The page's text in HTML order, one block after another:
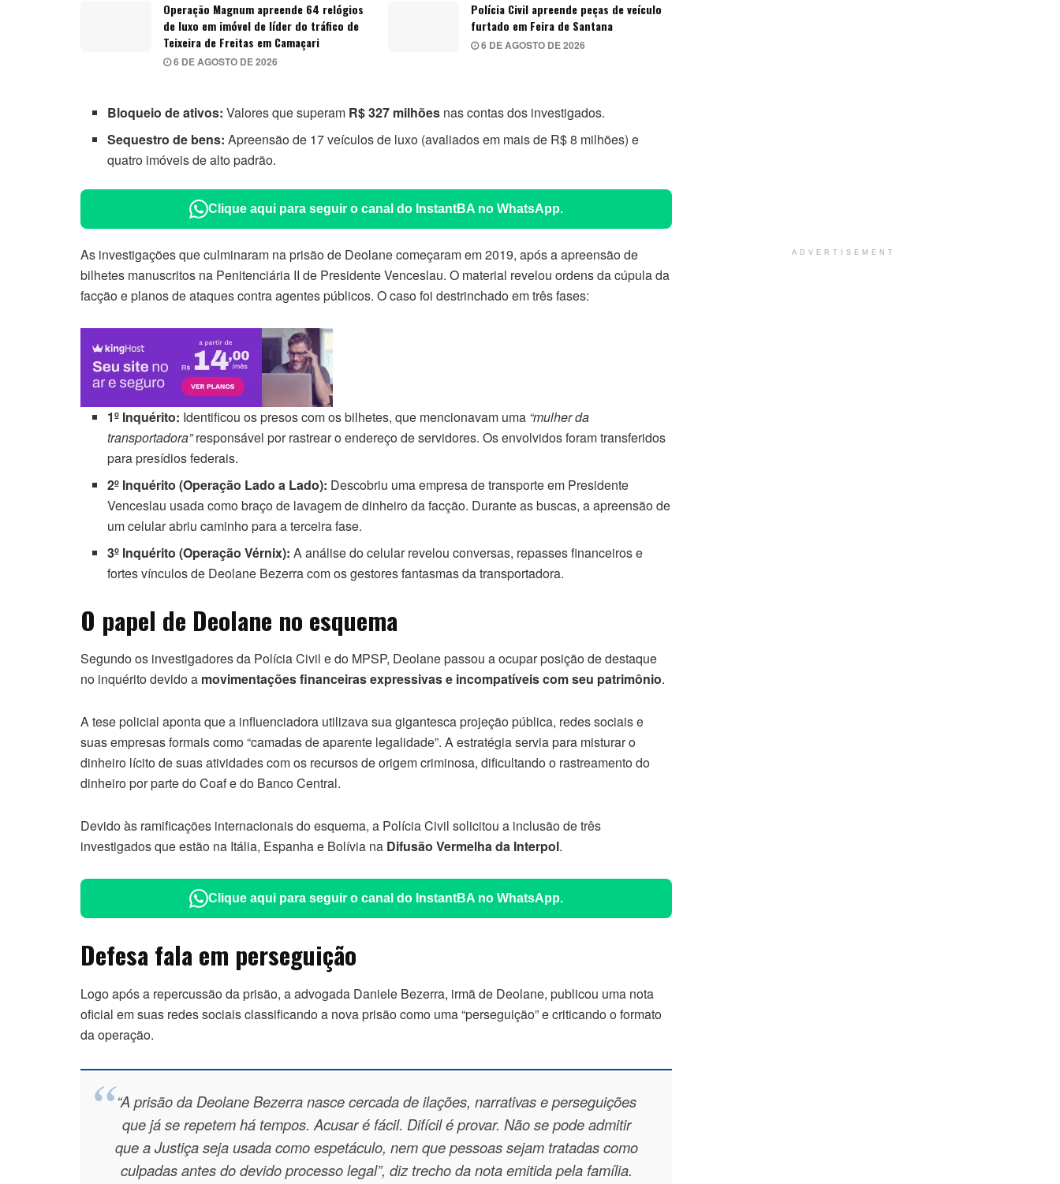
Operação Magnum apreende 64 relógios
de luxo em imóvel de líder do tráfico de
Teixeira de Freitas em Camaçari
6 DE AGOSTO DE 2026
Polícia Civil apreende peças de veículo
furtado em Feira de Santana
6 DE AGOSTO DE 2026
Bloqueio de ativos: Valores que superam R$ 327 milhões nas contas dos investigados.
Sequestro de bens: Apreensão de 17 veículos de luxo (avaliados em mais de R$ 8 milhões) e
quatro imóveis de alto padrão.
Clique aqui para seguir o canal do InstantBA no WhatsApp.
As investigações que culminaram na prisão de Deolane começaram em 2019, após a apreensão de
bilhetes manuscritos na Penitenciária II de Presidente Venceslau. O material revelou ordens da cúpula da
facção e planos de ataques contra agentes públicos. O caso foi destrinchado em três fases:
1º Inquérito: Identificou os presos com os bilhetes, que mencionavam uma “mulher da
transportadora”responsável por rastrear o endereço de servidores. Os envolvidos foram transferidos
para presídios federais.
2º Inquérito (Operação Lado a Lado): Descobriu uma empresa de transporte em Presidente
Venceslau usada como braço de lavagem de dinheiro da facção. Durante as buscas, a apreensão de
um celular abriu caminho para a terceira fase.
3º Inquérito (Operação Vérnix): A análise do celular revelou conversas, repasses financeiros e
fortes vínculos de Deolane Bezerra com os gestores fantasmas da transportadora.
O papel de Deolane no esquema
Segundo os investigadores da Polícia Civil e do MPSP, Deolane passou a ocupar posição de destaque
no inquérito devido a movimentações financeiras expressivas e incompatíveis com seu patrimônio.
A tese policial aponta que a influenciadora utilizava sua gigantesca projeção pública, redes sociais e
suas empresas formais como “camadas de aparente legalidade”. A estratégia servia para misturar o
dinheiro lícito de suas atividades com os recursos de origem criminosa, dificultando o rastreamento do
dinheiro por parte do Coaf e do Banco Central.
Devido às ramificações internacionais do esquema, a Polícia Civil solicitou a inclusão de três
investigados que estão na Itália, Espanha e Bolívia na Difusão Vermelha da Interpol.
Clique aqui para seguir o canal do InstantBA no WhatsApp.
Defesa fala em perseguição
Logo após a repercussão da prisão, a advogada Daniele Bezerra, irmã de Deolane, publicou uma nota
oficial em suas redes sociais classificando a nova prisão como uma “perseguição” e criticando o formato
da operação.
“A prisão da Deolane Bezerra nasce cercada de ilações, narrativas e perseguições
que já se repetem há tempos. Acusar é fácil. Difícil é provar. Não se pode admitir
que a Justiça seja usada como espetáculo, nem que pessoas sejam tratadas como
culpadas antes do devido processo legal”, diz trecho da nota emitida pela família.
ADVERTISEMENT